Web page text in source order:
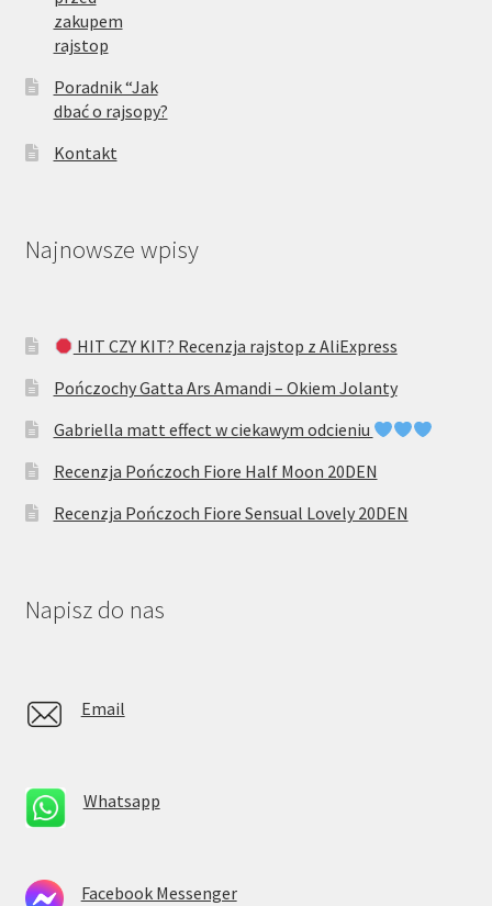
zakupem
rajstop
Poradnik “Jak
dbać o rajsopy?
Kontakt
Najnowsze wpisy
HIT CZY KIT? Recenzja rajstop z AliExpress
Pończochy Gatta Ars Amandi – Okiem Jolanty
Gabriella matt effect w ciekawym odcieniu
Recenzja Pończoch Fiore Half Moon 20DEN
Recenzja Pończoch Fiore Sensual Lovely 20DEN
Napisz do nas
Email
Whatsapp
Facebook Messenger